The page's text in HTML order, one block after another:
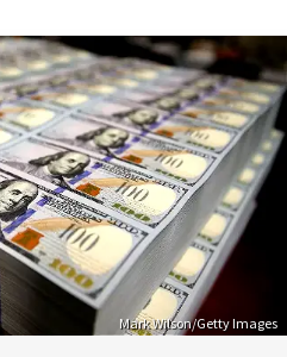
Mark Wilson/Getty Images